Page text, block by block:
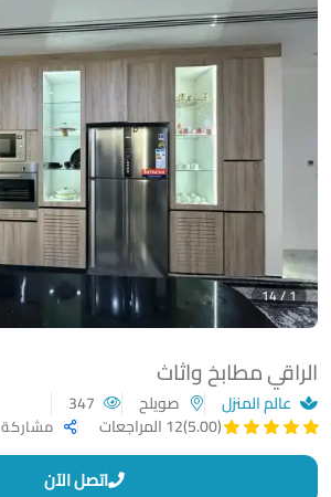
الراقي مطابخ واثاث
عالم المنزل صويلح
(5.00)
12 المراجعات مشاركة
1 / 14
اتصل الآن